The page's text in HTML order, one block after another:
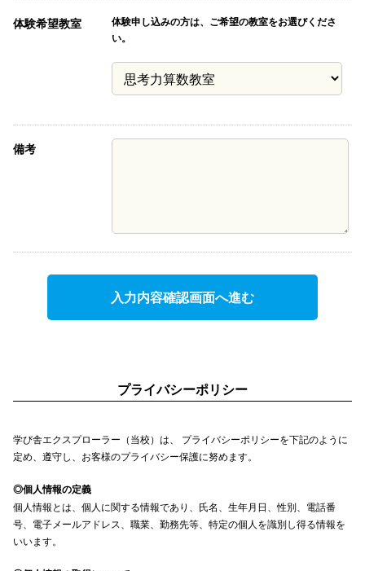
体験希望教室
体験申し込みの方は、ご希望の教室をお選びくださ
い。
備考
プライバシーポリシー
学び舎エクスプローラー（当校）は、 プライバシーポリシーを下記のように
定め、遵守し、お客様のプライバシー保護に努めます。
◎個人情報の定義
個人情報とは、個人に関する情報であり、氏名、生年月日、性別、電話番
号、電子メールアドレス、職業、勤務先等、特定の個人を識別し得る情報を
いいます。